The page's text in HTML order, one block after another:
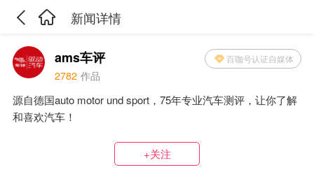
新闻详情
ams车评 百咖号认证自媒体
2782 作品
源自德国auto motor und sport，75年专业汽车测评，让你了解
和喜欢汽车！
+关注